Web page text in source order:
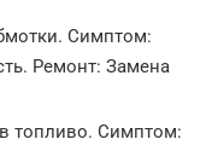
Симптом:
Ремонт: Замена
топливо. Симптом: